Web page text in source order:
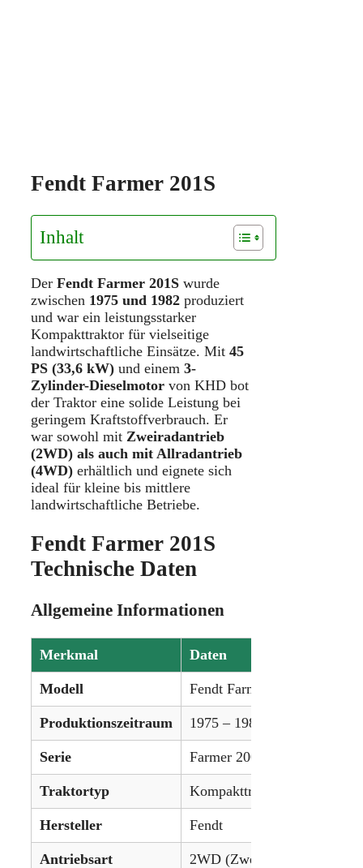
Fendt Farmer 201S
Inhalt
Der Fendt Farmer 201S wurde
zwischen 1975 und 1982 produziert
und war ein leistungsstarker
Kompakttraktor für vielseitige
landwirtschaftliche Einsätze. Mit 45
PS (33,6 kW) und einem 3-
Zylinder-Dieselmotor von KHD bot
der Traktor eine solide Leistung bei
geringem Kraftstoffverbrauch. Er
war sowohl mit Zweiradantrieb
(2WD) als auch mit Allradantrieb
(4WD) erhältlich und eignete sich
ideal für kleine bis mittlere
landwirtschaftliche Betriebe.
Fendt Farmer 201S
Technische Daten
Allgemeine Informationen
Merkmal Daten
Modell Fendt Farmer 201S
Produktionszeitraum 1975 – 1982
Serie Farmer 200-Serie
Traktortyp Kompakttraktor /
Hersteller Fendt
Antriebsart 2WD (Zweiradantrieb) /